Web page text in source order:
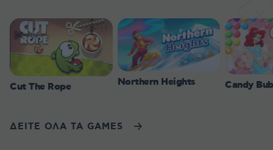
Cut The Rope Northern Heights Candy
ΔΕΙΤΕ ΟΛΑ ΤΑ GAMES